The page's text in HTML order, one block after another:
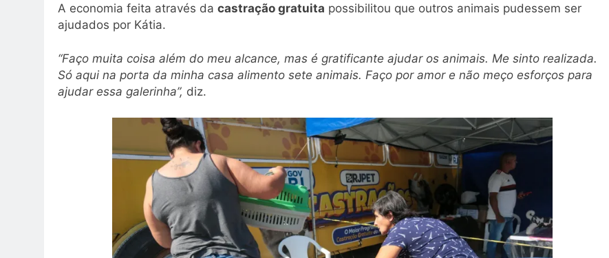
A economia feita através da castração gratuita possibilitou que outros animais pudessem ser
ajudados por Kátia.
“Faço muita coisa além do meu alcance, mas é gratificante ajudar os animais. Me sinto realizada.
Só aqui na porta da minha casa alimento sete animais. Faço por amor e não meço esforços para
ajudar essa galerinha”, diz.